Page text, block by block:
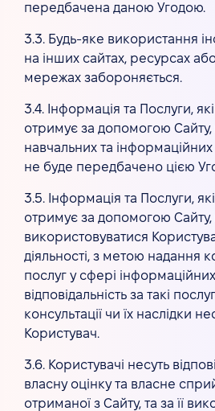
передбачена даною Угодою.
3.3. Будь-яке використання
на інших сайтах, ресурсах
мережах забороняється.
3.4. Інформація та Послуги,
отримує за допомогою
навчальних та
не буде передбачено цією
3.5. Інформація та Послуги,
отримує за допомогою Сайту,
використовуватися
діяльності, з метою надання
послуг у сфері
відповідальність за такі
консультації чи їх наслідки
Користувач.
3.6. Користувачі несуть
власну оцінку та власне
отриманої з Сайту, та за її